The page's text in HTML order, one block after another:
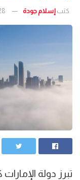
كتب إسلام جودة 28 مايو 2026 -
تبرز دولة